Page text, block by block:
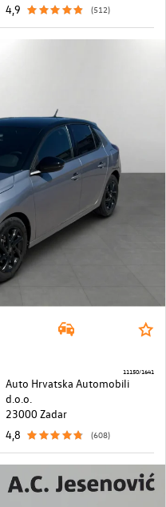
4,9
(512)
Auto Hrvatska Automobili
d.o.o.
23000 Zadar
4,8
(608)
11150/1641